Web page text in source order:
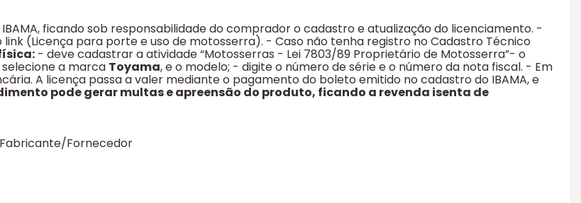
ficando sob responsabilidade do comprador o cadastro e atualização do licenciamento. -
link (Licença para porte e uso de motosserra). - Caso não tenha registro no Cadastro Técnico
- deve cadastrar a atividade “Motosserras - Lei 7803/89 Proprietário de Motosserra”- o
a marca Toyama, e o modelo; - digite o número de série e o número da nota fiscal. - Em
A licença passa a valer mediante o pagamento do boleto emitido no cadastro do IBAMA, e
pode gerar multas e apreensão do produto, ficando a revenda isenta de
Fornecedor